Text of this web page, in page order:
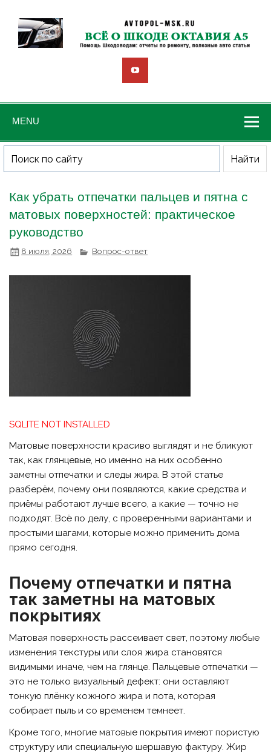
MENU
Как убрать отпечатки пальцев и пятна с
матовых поверхностей: практическое
руководство
8 июля, 2026 Вопрос-ответ
SQLITE NOT INSTALLED
Матовые поверхности красиво выглядят и не бликуют
так, как глянцевые, но именно на них особенно
заметны отпечатки и следы жира. В этой статье
разберём, почему они появляются, какие средства и
приёмы работают лучше всего, а какие — точно не
подходят. Всё по делу, с проверенными вариантами и
простыми шагами, которые можно применить дома
прямо сегодня.
Почему отпечатки и пятна
так заметны на матовых
покрытиях
Матовая поверхность рассеивает свет, поэтому любые
изменения текстуры или слоя жира становятся
видимыми иначе, чем на глянце. Пальцевые отпечатки —
это не только визуальный дефект: они оставляют
тонкую плёнку кожного жира и пота, которая
собирает пыль и со временем темнеет.
Кроме того, многие матовые покрытия имеют пористую
структуру или специальную шершавую фактуру. Жир